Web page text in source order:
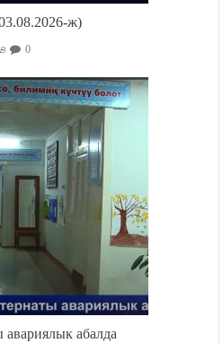
ж)
0
абалда